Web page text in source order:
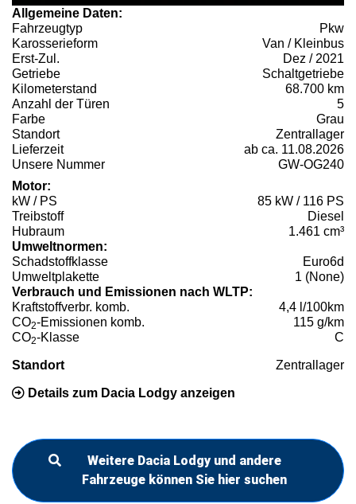
Allgemeine Daten:
Fahrzeugtyp
Pkw
Karosserieform
Van / Kleinbus
Erst-Zul.
Dez / 2021
Getriebe
Schaltgetriebe
Kilometerstand
68.700 km
Anzahl der Türen
5
Farbe
Grau
Standort
Zentrallager
Lieferzeit
ab ca. 11.08.2026
Unsere Nummer
GW-OG240
Motor:
kW / PS
85 kW / 116 PS
Treibstoff
Diesel
Hubraum
1.461 cm³
Umweltnormen:
Schadstoffklasse
Euro6d
Umweltplakette
1 (None)
Verbrauch und Emissionen nach WLTP:
Kraftstoffverbr. komb.
4,4 l/100km
CO2-Emissionen komb.
115 g/km
CO2-Klasse C
Standort Zentrallager
Details zum Dacia Lodgy anzeigen
Weitere Dacia Lodgy und andere
Fahrzeuge können Sie hier suchen